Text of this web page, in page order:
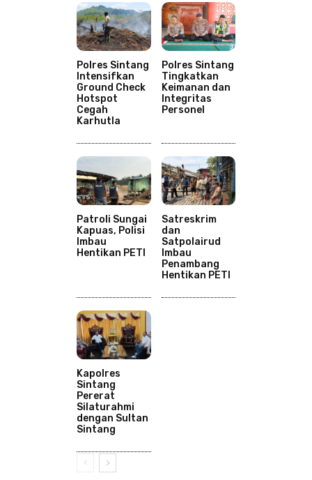
Polres Sintang
Intensifkan
Ground Check
Hotspot
Cegah
Karhutla
Polres Sintang
Tingkatkan
Keimanan dan
Integritas
Personel
Patroli Sungai
Kapuas, Polisi
Imbau
Hentikan PETI
Satreskrim
dan
Satpolairud
Imbau
Penambang
Hentikan PETI
Kapolres
Sintang
Pererat
Silaturahmi
dengan Sultan
Sintang